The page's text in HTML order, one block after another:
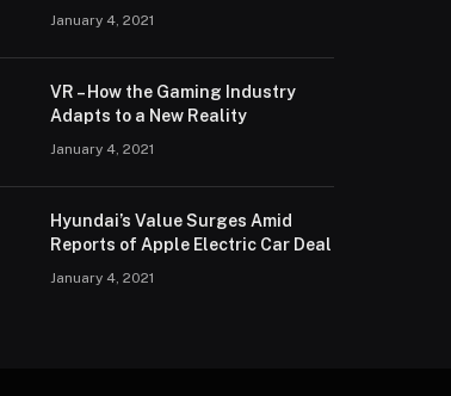
January 4, 2021
VR – How the Gaming Industry
Adapts to a New Reality
January 4, 2021
Hyundai’s Value Surges Amid
Reports of Apple Electric Car Deal
January 4, 2021